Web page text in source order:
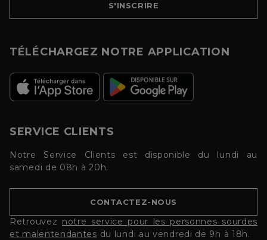
S'INSCRIRE
TÉLÉCHARGEZ NOTRE APPLICATION
SERVICE CLIENTS
Notre Service Clients est disponible du lundi au
samedi de 08h à 20h.
CONTACTEZ-NOUS
Retrouvez notre service pour les personnes sourdes
et malentendantes du lundi au vendredi de 9h à 18h.